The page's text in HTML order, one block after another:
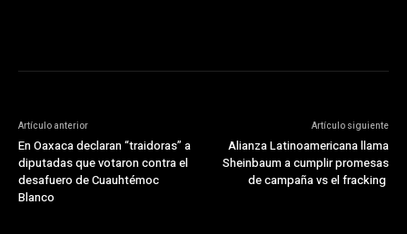
Artículo anterior
En Oaxaca declaran “traidoras” a
diputadas que votaron contra el
desafuero de Cuauhtémoc
Blanco
Artículo siguiente
Alianza Latinoamericana llama
Sheinbaum a cumplir promesas
de campaña vs el fracking